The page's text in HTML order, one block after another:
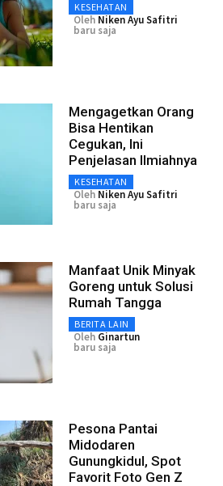
KESEHATAN
Oleh Niken Ayu Safitri
baru saja
Mengagetkan Orang
Bisa Hentikan
Cegukan, Ini
Penjelasan Ilmiahnya
KESEHATAN
Oleh Niken Ayu Safitri
baru saja
Manfaat Unik Minyak
Goreng untuk Solusi
Rumah Tangga
BERITA LAIN
Oleh Ginartun
baru saja
Pesona Pantai
Midodaren
Gunungkidul, Spot
Favorit Foto Gen Z